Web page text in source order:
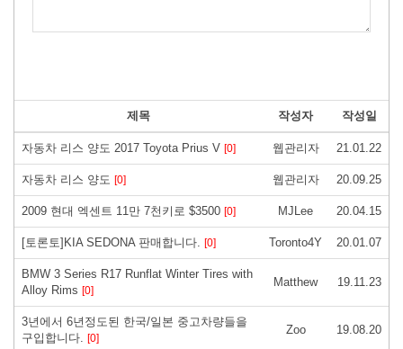
제목 작성자 작성일
자동차 리스 양도 2017 Toyota Prius V [0] 웹관리자 21.01.22
자동차 리스 양도 [0] 웹관리자 20.09.25
2009 현대 엑센트 11만 7천키로 $3500 [0] MJLee 20.04.15
[토론토]KIA SEDONA 판매합니다. [0] Toronto4Y 20.01.07
BMW 3 Series R17 Runflat Winter Tires with
Alloy Rims [0]
Matthew 19.11.23
3년에서 6년정도된 한국/일본 중고차량들을
구입합니다. [0]
Zoo 19.08.20